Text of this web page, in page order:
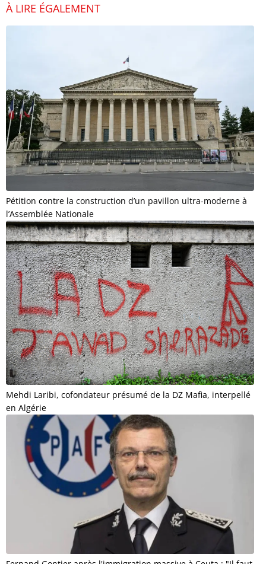
À LIRE ÉGALEMENT
Pétition contre la construction d’un pavillon ultra-moderne à
l’Assemblée Nationale
Mehdi Laribi, cofondateur présumé de la DZ Mafia, interpellé
en Algérie